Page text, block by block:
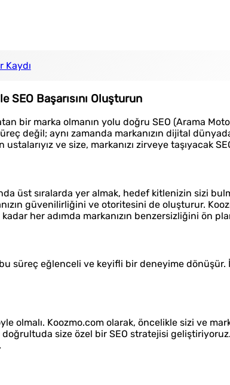
Kaydı
Başarısını Oluşturun
bir marka olmanın yolu doğru SEO (Arama
değil; aynı zamanda markanızın dijital
ve size, markanızı zirveye taşıyacak
üst sıralarda yer almak, hedef kitlenizin sizi
güvenilirliğini ve otoritesini de oluşturur.
her adımda markanızın benzersizliğini ön
süreç eğlenceli ve keyifli bir deneyime dönüşür.
olmalı. Koozmo.com olarak, öncelikle sizi ve
size özel bir SEO stratejisi